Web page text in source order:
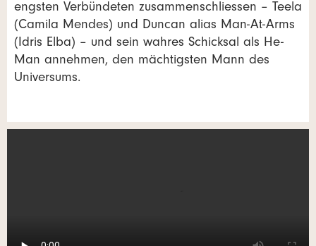
engsten Verbündeten zusammenschliessen – Teela
(Camila Mendes) und Duncan alias Man-At-Arms
(Idris Elba) – und sein wahres Schicksal als He-
Man annehmen, den mächtigsten Mann des
Universums.